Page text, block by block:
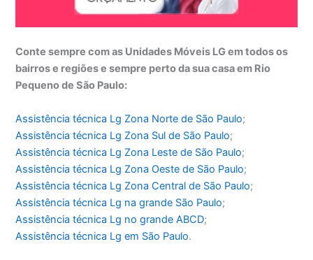
Conte sempre com as Unidades Móveis LG em todos os
bairros e regiões e sempre perto da sua casa em Rio
Pequeno de São Paulo:
Assistência técnica Lg Zona Norte de São Paulo;
Assistência técnica Lg Zona Sul de São Paulo;
Assistência técnica Lg Zona Leste de São Paulo;
Assistência técnica Lg Zona Oeste de São Paulo;
Assistência técnica Lg Zona Central de São Paulo;
Assistência técnica Lg na grande São Paulo;
Assistência técnica Lg no grande ABCD;
Assistência técnica Lg em São Paulo.